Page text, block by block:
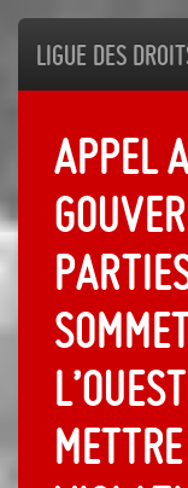
Ligue des
Appel